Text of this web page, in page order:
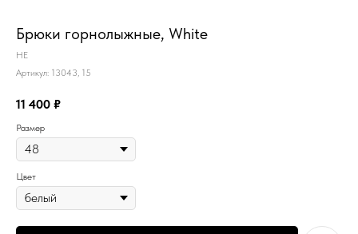
Брюки горнолыжные, White
HE
Артикул: 13043, 15
11 400 ₽
Размер
Цвет